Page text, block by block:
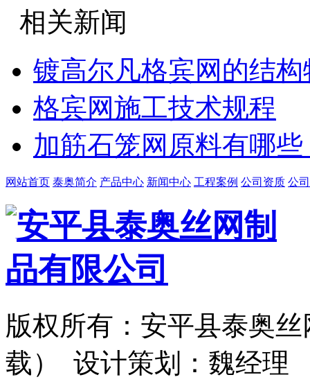
相关新闻
镀高尔凡格宾网的结构
格宾网施工技术规程
加筋石笼网原料有哪些
网站首页 泰奥简介 产品中心 新闻中心 工程案例 公司资质 公
版权所有：安平县泰奥
载） 设计策划：魏经理